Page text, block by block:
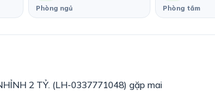
Phòng ngủ Phòng tắm
2 TỶ. (LH-0337771048) gặp mai